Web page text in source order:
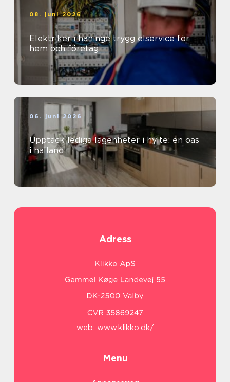
08. juni 2026
Elektriker i haninge trygg elservice för
hem och företag
06. juni 2026
Upptäck lediga lägenheter i hylte: en oas
i halland
Adress
web: www.klikko.dk/
Menu